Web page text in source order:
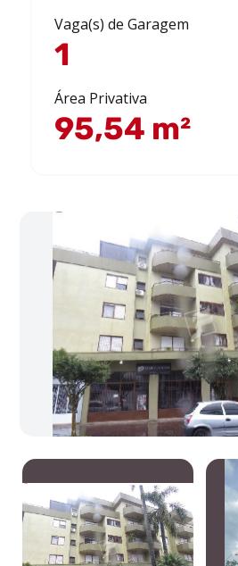
Vaga(s) de Garagem
1
Área Privativa
95,54 m²